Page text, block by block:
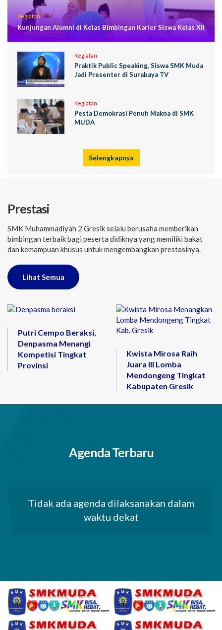
Kegiatan
Kunjungan Alumni di Kelas Bimbingan Karier Siswa Kelas XII
Kegiatan
Praktik Public Speaking, Siswa SMK Muda
Jadi Presenter di Surabaya TV
Kegiatan
Pesta Demokrasi Penuh Makna di SMK
MUDA
Selengkapnya
Prestasi
SMK Muhammadiyah 2 Gresik selalu berusaha memberikan
bimbingan terbaik bagi peserta didiknya yang memiliki bakat
dan kemampuan khusus untuk mengembangkan prestasinya.
Lihat Semua
Putri Cempo Beraksi,
Denpasma Menangi
Kompetisi Tingkat
Provinsi
Kwista Mirosa Raih
Juara III Lomba
Mendongeng Tingkat
Kabupaten Gresik
Agenda Terbaru
Tidak ada agenda dilaksanakan dalam
waktu dekat